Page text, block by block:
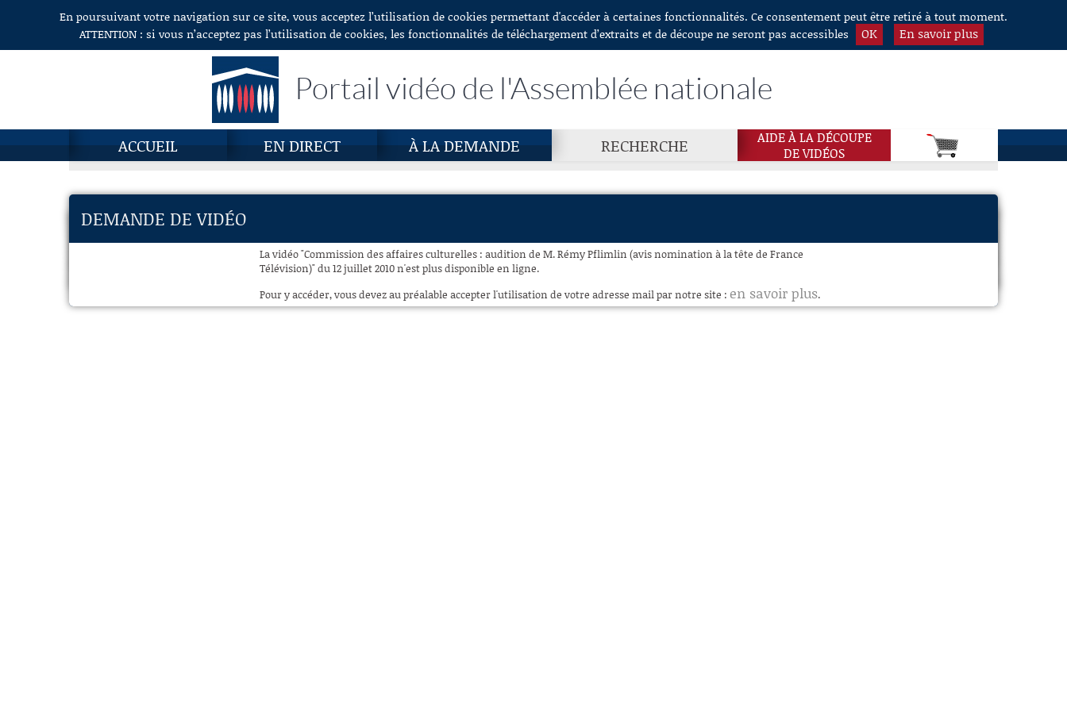
Aller au contenuEn poursuivant votre navigation sur ce site, vous acceptez l’utilisation de cookies permettant d'accéder à certaines fonctionnalités. Ce consentement peut être retiré à tout moment.
ATTENTION : si vous n’acceptez pas l’utilisation de cookies, les fonctionnalités de téléchargement d’extraits et de découpe ne seront pas accessibles
OK En savoir plus
Portail vidéo de l'Assemblée nationale
ACCUEIL EN DIRECT À LA DEMANDE RECHERCHE
AIDE À LA DÉCOUPE
DE VIDÉOS
DEMANDE DE VIDÉO
La vidéo "Commission des affaires culturelles : audition de M. Rémy Pflimlin (avis nomination à la tête de France
Télévision)" du 12 juillet 2010 n'est plus disponible en ligne.
Pour y accéder, vous devez au préalable accepter l'utilisation de votre adresse mail par notre site : en savoir plus.